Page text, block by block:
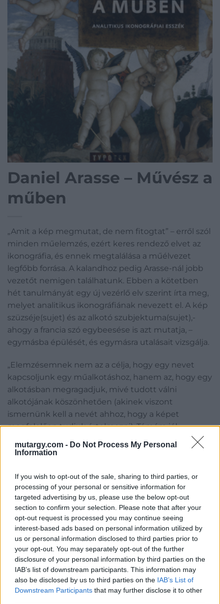
mutargy.com - Do Not Process My Personal
Information
If you wish to opt-out of the sale, sharing to third parties, or
processing of your personal or sensitive information for
targeted advertising by us, please use the below opt-out
section to confirm your selection. Please note that after your
opt-out request is processed you may continue seeing
interest-based ads based on personal information utilized by
us or personal information disclosed to third parties prior to
your opt-out. You may separately opt-out of the further
disclosure of your personal information by third parties on the
IAB’s list of downstream participants. This information may
also be disclosed by us to third parties on the IAB’s List of
Downstream Participants that may further disclose it to other
Daniel Arasse – Művész a
műben
„Amit a kép megmutat, de nem fitogtat” – erről szól
minden műelemzés, ezért keres rendező elvet az
ikonográfia, és ennek megtalálása a műélvezet
legfőbb forrása. A kalandhoz pedig Arasse-nál jobb
vezetőt nemigen találhatunk. Ebben a kötetben
hét tanulmányát egy új vezérlő elv szerint írta meg,
melyet analitikus ikonográfiának nevezett el. A kép
szüzséje(sujet) és az alkotó szubjektuma(sujet),-
ahogy a francia szó egybeesése is azt mutatja, –
egymásba épülését, és egymásra utalásait vizsgálja.
„Elemzésemnek nem az a célja, hogy egy nevet
kapcsoljunk egy műalkotáshoz, hanem az, hogy egy
alkotásban megragadjuk, mivé tudott válni
alkotójának köszönhetően (akinek viszont
ismernünk kell a nevét ahhoz, hogy a képet
megfelelően tudjuk értelmezni). Témám jól
körülhatárolható: újabb és újabb konkrét eseteket
elemezve szeretném megragadni azt, ami – túl
műalkotást azon a sorozaton belül, amelyhez
tartozik – magán viseli alkotójának
személyiségjegyeit. Vagyis azt kutatom, miképpen
van benne a Mózesben Michelangelo, a Noé
részegsége című festményben Bellini, A Bölcsesség
allegóriájában (Az idő múlásának allegóriája a
bölcsesség által vezérelve) című képen Tiziano,
akárcsak Mantegna a szignatúráiban, vagy Piero di
Cosimo a Prométheusz mítosza című képen?”
Könyv, papírrégiség